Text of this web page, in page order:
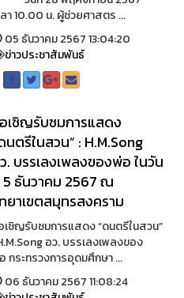
ลา 10.00 น. ผู้ช่วยศาสตร ...
05 ธันวาคม 2567 13:04:20
ข่าวประชาสัมพันธ์
เชิญรับชมการแสดง
นตรีในสวน” : H.M.Song
. บรรเลงเพลงของพ่อ ในวัน
5 ธันวาคม 2567 ณ
ยาเขตสมุทรสงคราม
เชิญรับชมการแสดง “ดนตรีในสวน”
อว. บรรเลงเพลงของ
กระทรวงการอุดมศึกษา ...
06 ธันวาคม 2567 11:08:24